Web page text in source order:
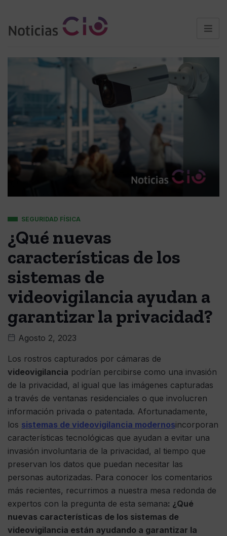
SEGURIDAD FÍSICA
¿Qué nuevas
características de los
sistemas de
videovigilancia ayudan a
garantizar la privacidad?
Agosto 2, 2023
Los rostros capturados por cámaras de
videovigilancia podrían percibirse como una invasión
de la privacidad, al igual que las imágenes capturadas
a través de ventanas residenciales o que involucren
información privada o patentada. Afortunadamente,
los sistemas de videovigilancia modernosincorporan
características tecnológicas que ayudan a evitar una
invasión involuntaria de la privacidad, al tiempo que
preservan los datos que puedan necesitar las
personas autorizadas. Para conocer los comentarios
más recientes, recurrimos a nuestra mesa redonda de
expertos con la pregunta de esta semana: ¿Qué
nuevas características de los sistemas de
videovigilancia están ayudando a garantizar la